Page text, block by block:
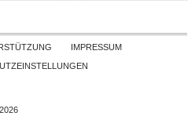
Skip to contentIMPRESSUM